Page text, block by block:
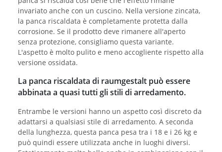
invariato anche con un cuscino. Nella versione zincata,
la panca riscaldata è completamente protetta dalla
corrosione. Se il prodotto deve rimanere all'aperto
senza protezione, consigliamo questa variante.
L'aspetto è molto pulito e meno accogliente rispetto alla
versione ossidata.
La panca riscaldata di raumgestalt può essere
abbinata a quasi tutti gli stili di arredamento.
Entrambe le versioni hanno un aspetto così discreto da
adattarsi a qualsiasi stile di arredamento. A seconda
della lunghezza, questa panca pesa tra i 18 e i 26 kg e
può quindi essere utilizzata anche in luoghi diversi.